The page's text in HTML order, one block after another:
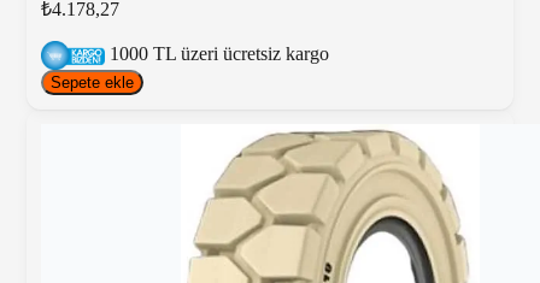
₺4.178,27
1000 TL üzeri ücretsiz kargo
Sepete ekle